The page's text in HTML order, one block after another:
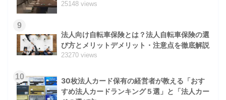
25148 views
9
法人向け自転車保険とは？法人自転車保険の選
び方とメリットデメリット・注意点を徹底解説
23270 views
10
30枚法人カード保有の経営者が教える「おす
すめ法人カードランキング５選」と「法人カー